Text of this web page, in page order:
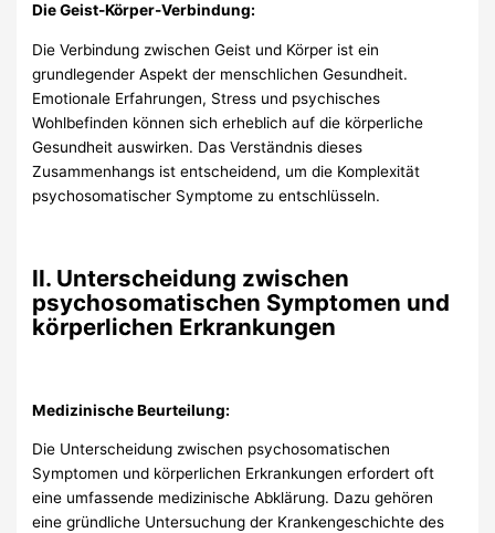
Die Geist-Körper-Verbindung:
Die Verbindung zwischen Geist und Körper ist ein
grundlegender Aspekt der menschlichen Gesundheit.
Emotionale Erfahrungen, Stress und psychisches
Wohlbefinden können sich erheblich auf die körperliche
Gesundheit auswirken. Das Verständnis dieses
Zusammenhangs ist entscheidend, um die Komplexität
psychosomatischer Symptome zu entschlüsseln.
II. Unterscheidung zwischen
psychosomatischen Symptomen und
körperlichen Erkrankungen
Medizinische Beurteilung:
Die Unterscheidung zwischen psychosomatischen
Symptomen und körperlichen Erkrankungen erfordert oft
eine umfassende medizinische Abklärung. Dazu gehören
eine gründliche Untersuchung der Krankengeschichte des